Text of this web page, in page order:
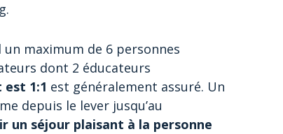
maximum de 6 personnes
dont 2 éducateurs
est 1:1 est généralement assuré. Un
depuis le lever jusqu’au
un séjour plaisant à la personne